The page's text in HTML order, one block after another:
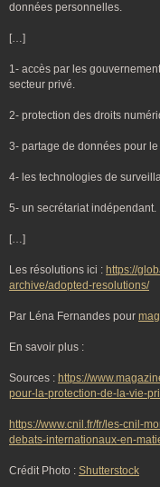
données personnelles.
[…]
1- accès par les
secteur privé.
2- protection des droits
3- partage de données pour
4- les technologies de
5- un secrétariat indépendant.
[…]
Les résolutions ici : https://
archive/adopted-resolutions/
Par Léna Fernandes pour
En savoir plus :
Sources : https://
pour-la-protection-de-la-vie-
https://www.cnil.fr/fr/les-cnil-
debats-internationaux-en-
Crédit Photo : Shutterstock